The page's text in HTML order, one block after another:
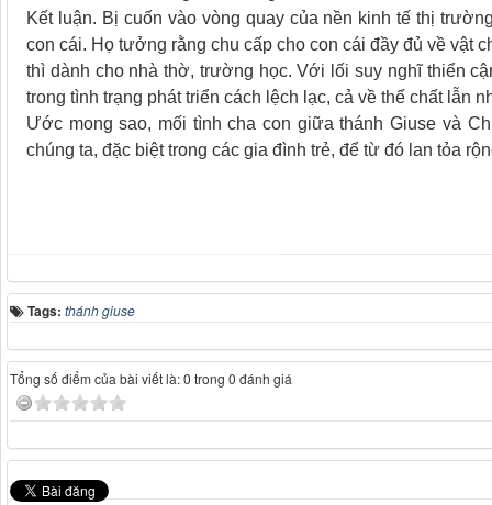
Kết luận. Bị cuốn vào vòng quay của nền kinh tế thị
con cái. Họ tưởng rằng chu cấp cho con cái đầy đủ về vật
thì dành cho nhà thờ, trường học. Với lối suy nghĩ thiển
trong tình trạng phát triển cách lệch lạc, cả về thể chất lẫn
Ước mong sao, mối tình cha con giữa thánh Giuse và
chúng ta, đặc biệt trong các gia đình trẻ, để từ đó lan tỏa
Tags: thánh giuse
Tổng số điểm của bài viết là: 0 trong 0 đánh giá